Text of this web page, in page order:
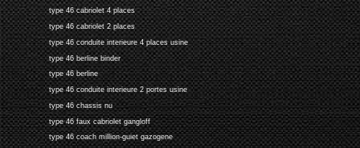
type 46 cabriolet 4 places
type 46 cabriolet 2 places
type 46 conduite interieure 4 places usine
type 46 berline binder
type 46 berline
type 46 conduite interieure 2 portes usine
type 46 chassis nu
type 46 faux cabriolet gangloff
type 46 coach million-guiet gazogene